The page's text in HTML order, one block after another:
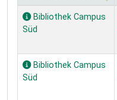
Exemplare
Bibliothek Campus
Süd
Bibliothek Campus
Süd